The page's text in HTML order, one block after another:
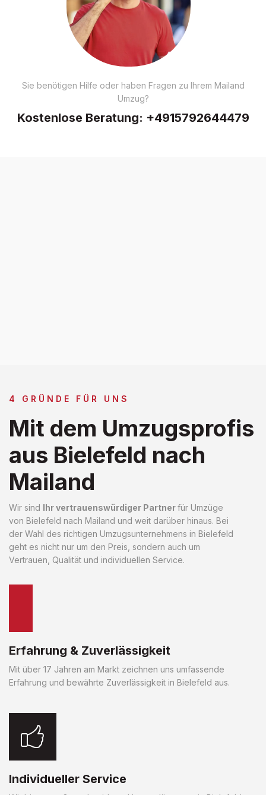
Sie benötigen Hilfe oder haben Fragen zu Ihrem Mailand
Umzug?
Kostenlose Beratung: +4915792644479
4 GRÜNDE FÜR UNS
Mit dem Umzugsprofis
aus Bielefeld nach
Mailand
Wir sind Ihr vertrauenswürdiger Partnerfür Umzüge
von Bielefeld nach Mailand und weit darüber hinaus. Bei
der Wahl des richtigen Umzugsunternehmens in Bielefeld
geht es nicht nur um den Preis, sondern auch um
Vertrauen, Qualität und individuellen Service.
Erfahrung & Zuverlässigkeit
Mit über 17 Jahren am Markt zeichnen uns umfassende
Erfahrung und bewährte Zuverlässigkeit in Bielefeld aus.
Individueller Service